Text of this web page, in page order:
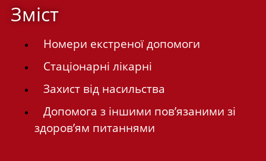
Зміст
Номери екстреної допомоги
Стаціонарні лікарні
Захист від насильства
Допомога з іншими пов’язаними зі
здоров’ям питаннями